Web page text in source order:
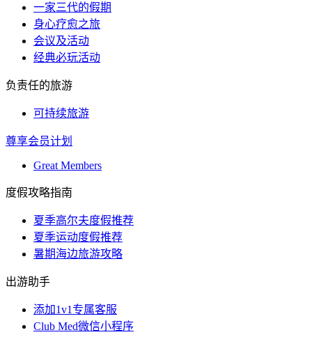
一家三代的假期
身心疗愈之旅
会议及活动
经典必玩活动
负责任的旅游
可持续旅游
尊享会员计划
Great Members
度假攻略指南
夏季高尔夫度假推荐
夏季运动度假推荐
暑期海边旅游攻略
出游助手
添加1v1专属客服
Club Med微信小程序